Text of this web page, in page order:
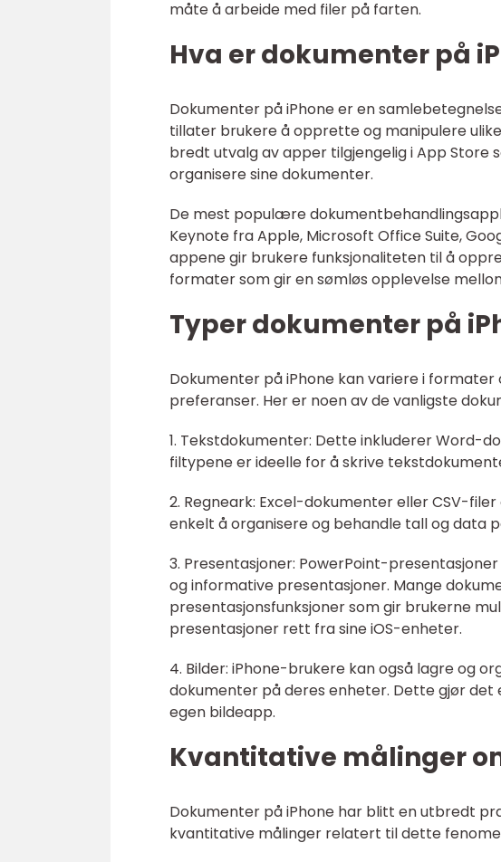
måte å arbeide med filer på farten.
Hva er dokumenter på
Dokumenter på iPhone er en
tillater brukere å opprette og manipulere
bredt utvalg av apper tilgjengelig i App Store
organisere sine dokumenter.
De mest populære
Keynote fra Apple, Microsoft Office Suite,
appene gir brukere funksjonaliteten til å
formater som gir en sømløs opplevelse
Typer dokumenter på
Dokumenter på iPhone kan variere i
preferanser. Her er noen av de vanligste
1. Tekstdokumenter: Dette inkluderer Word-
filtypene er ideelle for å skrive
2. Regneark: Excel-dokumenter eller CSV-
enkelt å organisere og behandle tall og data
3. Presentasjoner: PowerPoint-
og informative presentasjoner. Mange
presentasjonsfunksjoner som gir brukerne
presentasjoner rett fra sine iOS-enheter.
4. Bilder: iPhone-brukere kan også lagre og
dokumenter på deres enheter. Dette gjør det
egen bildeapp.
Kvantitative målinger
Dokumenter på iPhone har blitt en utbredt
kvantitative målinger relatert til dette